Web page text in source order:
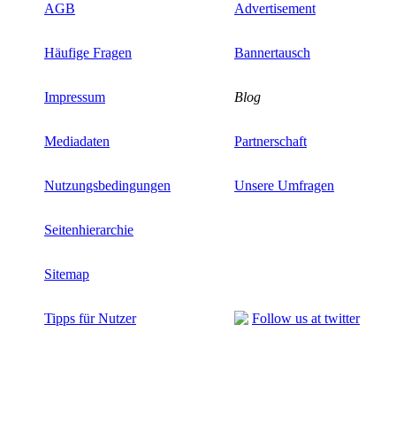
AGB Advertisement
Häufige Fragen Bannertausch
Impressum Blog
Mediadaten Partnerschaft
Nutzungsbedingungen Unsere Umfragen
Seitenhierarchie
Sitemap
Tipps für Nutzer Follow us at twitter